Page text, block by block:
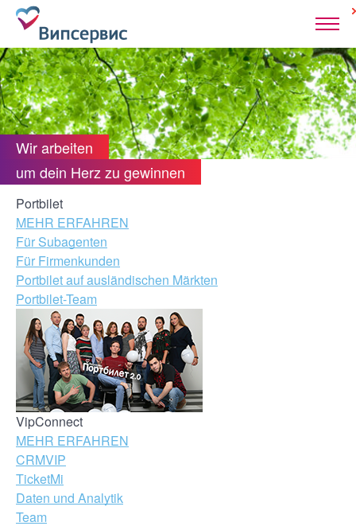
Wir arbeiten
um dein Herz zu gewinnen
Portbilet
MEHR ERFAHREN
Für Subagenten
Für Firmenkunden
Portbilet auf ausländischen Märkten
Portbilet-Team
VipConnect
MEHR ERFAHREN
CRMVIP
TicketMi
Daten und Analytik
Team